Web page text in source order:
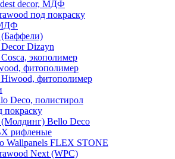
decor, МДФ
под покраску
Dizayn
экополимер
фитополимер
фитополимер
Deco, полистирол
покраску
Bello Deco
рифленые
Wallpanels FLEX STONE
Next (WPC)